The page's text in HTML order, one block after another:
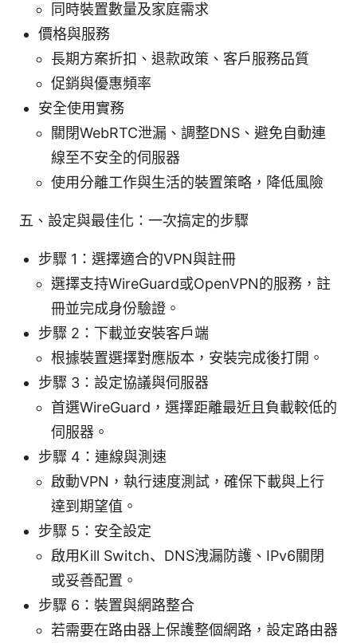
同時裝置數量及家庭需求
價格與服務
長期方案折扣、退款政策、客戶服務品質
促銷與優惠頻率
安全使用實務
關閉WebRTC泄漏、調整DNS、避免自動連
線至不安全的伺服器
使用分離工作與生活的裝置策略，降低風險
五、設定與最佳化：一次搞定的步驟
步驟 1：選擇適合的VPN與註冊
選擇支持WireGuard或OpenVPN的服務，註
冊並完成身份驗證。
步驟 2：下載並安裝客戶端
根據裝置選擇對應版本，安裝完成後打開。
步驟 3：設定協議與伺服器
首選WireGuard，選擇距離最近且負載較低的
伺服器。
步驟 4：連線與測速
啟動VPN，執行速度測試，確保下載與上行
達到期望值。
步驟 5：安全設定
啟用Kill Switch、DNS洩漏防護、IPv6關閉
或妥善配置。
步驟 6：裝置與網路整合
若需要在路由器上保護整個網路，設定路由器